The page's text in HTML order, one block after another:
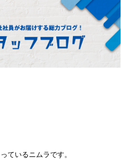
ているニムラです。